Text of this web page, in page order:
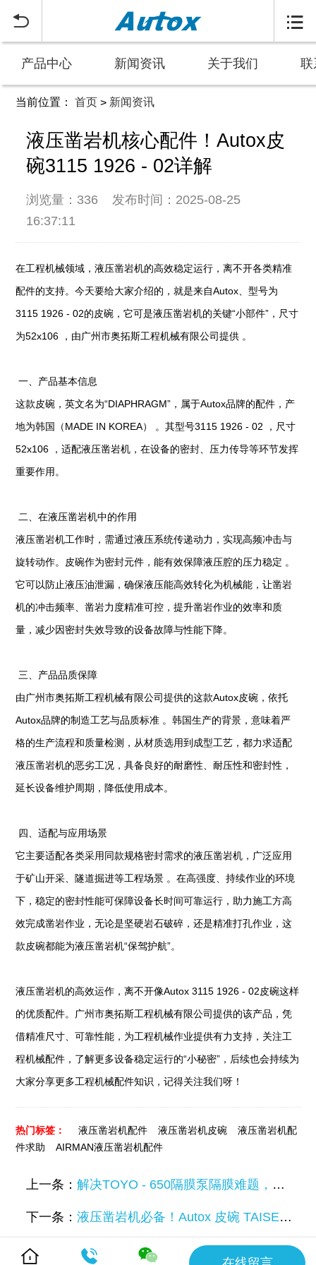
 
产品中心 新闻资讯 关于我们 联
当前位置：首页 > 新闻资讯
液压凿岩机核心配件！Autox皮
碗3115 1926 - 02详解
浏览量：336
发布时间：2025-08-25
16:37:11
在工程机械领域，液压凿岩机的高效稳定运行，离不开各类精准
配件的支持。今天要给大家介绍的，就是来自Autox、型号为
3115 1926 - 02的皮碗，它可是液压凿岩机的关键“小部件”，尺寸
为52x106 ，由广州市奥拓斯工程机械有限公司提供 。
一、产品基本信息
这款皮碗，英文名为“DIAPHRAGM”，属于Autox品牌的配件，产
地为韩国（MADE IN KOREA） 。其型号3115 1926 - 02 ，尺寸
52x106 ，适配液压凿岩机，在设备的密封、压力传导等环节发挥
重要作用。
二、在液压凿岩机中的作用
液压凿岩机工作时，需通过液压系统传递动力，实现高频冲击与
旋转动作。皮碗作为密封元件，能有效保障液压腔的压力稳定 。
它可以防止液压油泄漏，确保液压能高效转化为机械能，让凿岩
机的冲击频率、凿岩力度精准可控，提升凿岩作业的效率和质
量，减少因密封失效导致的设备故障与性能下降。
三、产品品质保障
由广州市奥拓斯工程机械有限公司提供的这款Autox皮碗，依托
Autox品牌的制造工艺与品质标准 。韩国生产的背景，意味着严
格的生产流程和质量检测，从材质选用到成型工艺，都力求适配
液压凿岩机的恶劣工况，具备良好的耐磨性、耐压性和密封性，
延长设备维护周期，降低使用成本。
四、适配与应用场景
它主要适配各类采用同款规格密封需求的液压凿岩机，广泛应用
于矿山开采、隧道掘进等工程场景 。在高强度、持续作业的环境
下，稳定的密封性能可保障设备长时间可靠运行，助力施工方高
效完成凿岩作业，无论是坚硬岩石破碎，还是精准打孔作业，这
款皮碗都能为液压凿岩机“保驾护航”。
液压凿岩机的高效运作，离不开像Autox 3115 1926 - 02皮碗这样
的优质配件。广州市奥拓斯工程机械有限公司提供的该产品，凭
借精准尺寸、可靠性能，为工程机械作业提供有力支持，关注工
程机械配件，了解更多设备稳定运行的“小秘密”，后续也会持续为
大家分享更多工程机械配件知识，记得关注我们呀！
热门标签： 液压凿岩机配件 液压凿岩机皮碗
液压凿岩机配
件求助
AIRMAN液压凿岩机配件
上一条：解决TOYO - 650隔膜泵隔膜难题，奥拓斯为您助力
下一条：液压凿岩机必备！Autox 皮碗 TAISEI T - T3(L) 超实用配件来啦